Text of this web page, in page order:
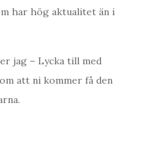
har hög aktualitet än i
jag – Lycka till med
att ni kommer få den